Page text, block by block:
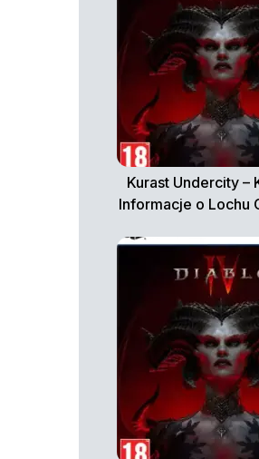
Kurast Undercity –
Informacje o Lochu